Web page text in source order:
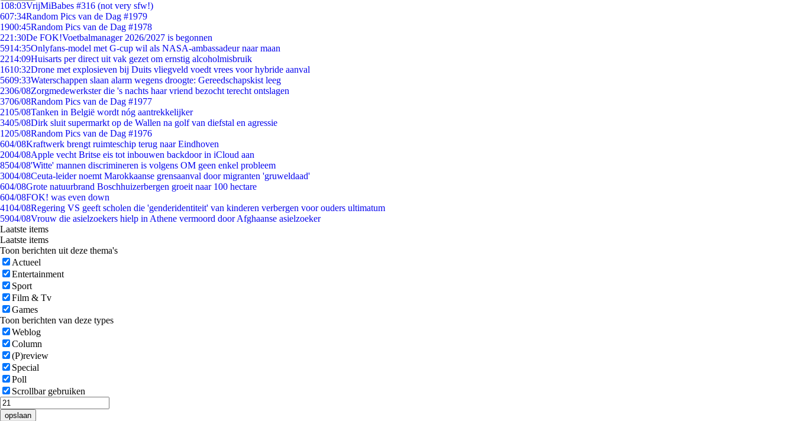
108:03VrijMiBabes #316 (not very sfw!)
607:34Random Pics van de Dag #1979
1900:45Random Pics van de Dag #1978
221:30De FOK!Voetbalmanager 2026/2027 is begonnen
5914:35Onlyfans-model met G-cup wil als NASA-ambassadeur naar maan
2214:09Huisarts per direct uit vak gezet om ernstig alcoholmisbruik
1610:32Drone met explosieven bij Duits vliegveld voedt vrees voor hybride aanval
5609:33Waterschappen slaan alarm wegens droogte: Gereedschapskist leeg
2306/08Zorgmedewerkster die 's nachts haar vriend bezocht terecht ontslagen
3706/08Random Pics van de Dag #1977
2105/08Tanken in België wordt nóg aantrekkelijker
3405/08Dirk sluit supermarkt op de Wallen na golf van diefstal en agressie
1205/08Random Pics van de Dag #1976
604/08Kraftwerk brengt ruimteschip terug naar Eindhoven
2004/08Apple vecht Britse eis tot inbouwen backdoor in iCloud aan
8504/08'Witte' mannen discrimineren is volgens OM geen enkel probleem
3004/08Ceuta-leider noemt Marokkaanse grensaanval door migranten 'gruweldaad'
604/08Grote natuurbrand Boschhuizerbergen groeit naar 100 hectare
604/08FOK! was even down
4104/08Regering VS geeft scholen die 'genderidentiteit' van kinderen verbergen voor ouders ultimatum
5904/08Vrouw die asielzoekers hielp in Athene vermoord door Afghaanse asielzoeker
Laatste items
Laatste items
Toon berichten uit deze thema's
Actueel
Entertainment
Sport
Film & Tv
Games
Toon berichten van deze types
Weblog
Column
(P)review
Special
Poll
Scrollbar gebruiken
opslaan